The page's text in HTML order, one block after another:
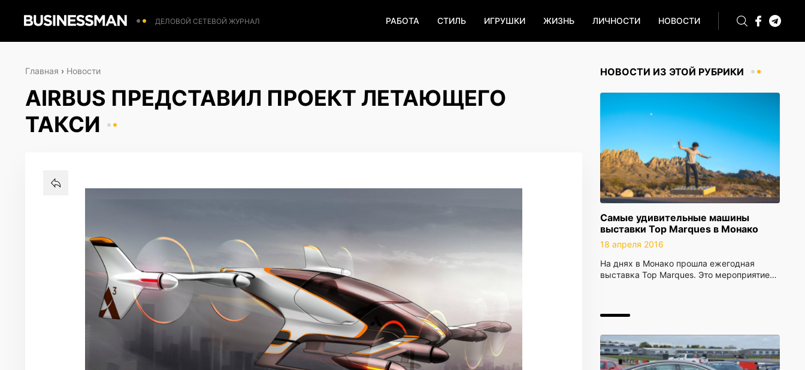
ДЕЛОВОЙ СЕТЕВОЙ ЖУРНАЛ РАБОТА СТИЛЬ ИГРУШКИ ЖИЗНЬ ЛИЧНОСТИ НОВОСТИ
НОВОСТИ ИЗ ЭТОЙ РУБРИКИ
Самые удивительные машины
выставки Top Marques в Монако
18 апреля 2016
На днях в Монако прошла ежегодная
выставка Top Marques. Это мероприятие…
Главная › Новости
AIRBUS ПРЕДСТАВИЛ ПРОЕКТ ЛЕТАЮЩЕГО
ТАКСИ